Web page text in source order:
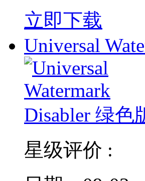
立即下载
Universal
星级评价 :